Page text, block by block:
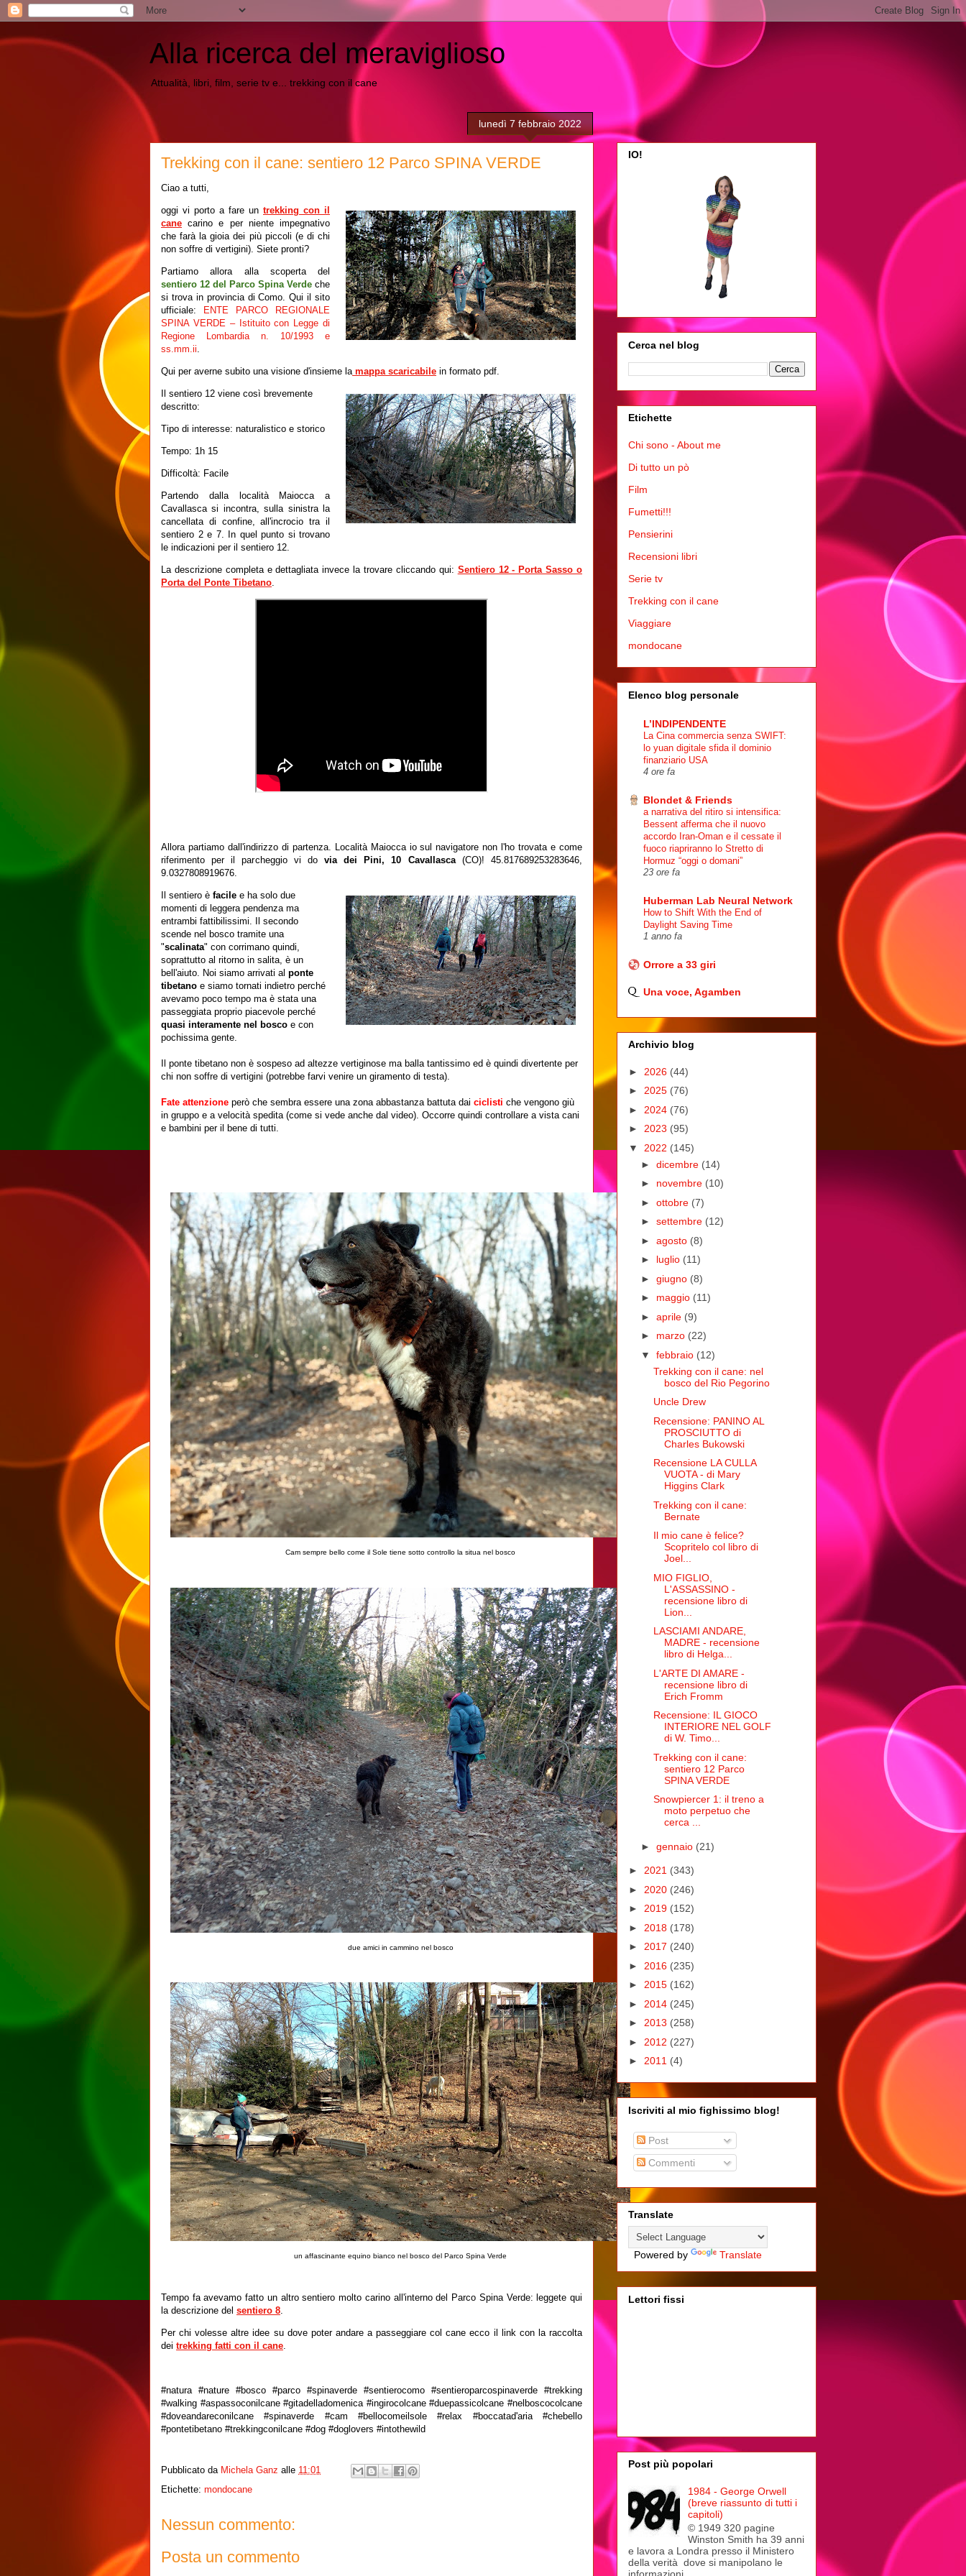
Alla ricerca del meraviglioso
Attualità, libri, film, serie tv e... trekking con il cane
lunedì 7 febbraio 2022
Trekking con il cane: sentiero 12 Parco SPINA VERDE
Ciao a tutti,
oggi vi porto a fare un trekking con il
cane carino e per niente impegnativo
che farà la gioia dei più piccoli (e di chi
non soffre di vertigini). Siete pronti?
Partiamo allora alla scoperta del
sentiero 12 del Parco Spina Verde che
si trova in provincia di Como. Qui il sito
ufficiale:
ENTE PARCO REGIONALE
SPINA VERDE – Istituito con Legge di
Regione Lombardia n. 10/1993 e
ss.mm.ii.
Qui per averne subito una visione d'insieme lamappa scaricabile in formato pdf.
Il sentiero 12 viene così brevemente
descritto:
Tipo di interesse: naturalistico e storico
Tempo: 1h 15
Difficoltà: Facile
Partendo dalla località Maiocca a
Cavallasca si incontra, sulla sinistra la
cancellata di confine, all'incrocio tra il
sentiero 2 e 7. In quel punto si trovano
le indicazioni per il sentiero 12.
La descrizione completa e dettagliata invece la trovare cliccando qui: Sentiero 12 - Porta Sasso o
Porta del Ponte Tibetano.
Allora partiamo dall'indirizzo di partenza. Località Maiocca io sul navigatore non l'ho trovata e come
riferimento per il parcheggio vi do via dei Pini, 10 Cavallasca(CO)! 45.817689253283646,
9.0327808919676.
Il sentiero è facile e ha solo due
momenti di leggera pendenza ma
entrambi fattibilissimi. Il secondo
scende nel bosco tramite una
"scalinata" con corrimano quindi,
soprattutto al ritorno in salita, è un
bell'aiuto. Noi siamo arrivati al ponte
tibetano e siamo tornati indietro perché
avevamo poco tempo ma è stata una
passeggiata proprio piacevole perché
quasi interamente nel bosco e con
pochissima gente.
Il ponte tibetano non è sospeso ad altezze vertiginose ma balla tantissimo ed è quindi divertente per
chi non soffre di vertigini (potrebbe farvi venire un giramento di testa).
Fate attenzione però che sembra essere una zona abbastanza battuta dai ciclisti che vengono giù
in gruppo e a velocità spedita (come si vede anche dal video). Occorre quindi controllare a vista cani
e bambini per il bene di tutti.
Cam sempre bello come il Sole tiene sotto controllo la situa nel bosco
due amici in cammino nel bosco
un affascinante equino bianco nel bosco del Parco Spina Verde
Tempo fa avevamo fatto un altro sentiero molto carino all'interno del Parco Spina Verde: leggete qui
la descrizione del sentiero 8
Per chi volesse altre idee su dove poter andare a passeggiare col cane ecco il link con la raccolta
dei trekking fatti con il cane
#natura #nature #bosco #parco #spinaverde #sentierocomo #sentieroparcospinaverde #trekking
#walking #aspassoconilcane #gitadelladomenica #ingirocolcane #duepassicolcane #nelboscocolcane
#doveandareconilcane #spinaverde #cam #bellocomeilsole #relax #boccatad'aria #chebello
#pontetibetano #trekkingconilcane #dog #doglovers #intothewild
Pubblicato da Michela Ganz alle 11:01
Etichette: mondocane
Nessun commento:
Posta un commento
IO!
Cerca nel blog
Etichette
Chi sono - About me
Di tutto un pò
Film
Fumetti!!!
Pensierini
Recensioni libri
Serie tv
Trekking con il cane
Viaggiare
mondocane
Elenco blog personale
L’INDIPENDENTE
La Cina commercia senza SWIFT:
lo yuan digitale sfida il dominio
finanziario USA
4 ore fa
Blondet & Friends
a narrativa del ritiro si intensifica:
Bessent afferma che il nuovo
accordo Iran-Oman e il cessate il
fuoco riapriranno lo Stretto di
Hormuz “oggi o domani”
23 ore fa
Huberman Lab Neural Network
How to Shift With the End of
Daylight Saving Time
1 anno fa
Orrore a 33 giri
Una voce, Agamben
Archivio blog
► 2026 (44)
► 2025 (76)
► 2024 (76)
► 2023 (95)
▼ 2022 (145)
► dicembre (14)
► novembre (10)
► ottobre (7)
► settembre (12)
► agosto (8)
► luglio (11)
► giugno (8)
► maggio (11)
► aprile (9)
► marzo (22)
▼ febbraio (12)
Trekking con il cane: nel
bosco del Rio Pegorino
Uncle Drew
Recensione: PANINO AL
PROSCIUTTO di
Charles Bukowski
Recensione LA CULLA
VUOTA - di Mary
Higgins Clark
Trekking con il cane:
Bernate
Il mio cane è felice?
Scopritelo col libro di
Joel...
MIO FIGLIO,
L'ASSASSINO -
recensione libro di
Lion...
LASCIAMI ANDARE,
MADRE - recensione
libro di Helga...
L'ARTE DI AMARE -
recensione libro di
Erich Fromm
Recensione: IL GIOCO
INTERIORE NEL GOLF
di W. Timo...
Trekking con il cane:
sentiero 12 Parco
SPINA VERDE
Snowpiercer 1: il treno a
moto perpetuo che
cerca ...
► gennaio (21)
► 2021 (343)
► 2020 (246)
► 2019 (152)
► 2018 (178)
► 2017 (240)
► 2016 (235)
► 2015 (162)
► 2014 (245)
► 2013 (258)
► 2012 (227)
► 2011 (4)
Iscriviti al mio fighissimo blog!
Post
Commenti
Translate
Powered by Translate
Lettori fissi
Post più popolari
1984 - George Orwell
(breve riassunto di tutti i
capitoli)
© 1949 320 pagine
Winston Smith ha 39 anni
e lavora a Londra presso il Ministero
della verità dove si manipolano le